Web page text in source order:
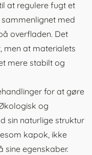
at regulere fugt et
med
overfladen. Det
men at materialets
mere stabilt og
for at gøre
og
sin naturlige struktur
kapok, ikke
sine egenskaber.